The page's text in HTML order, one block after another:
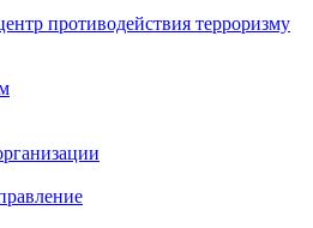
противодействия терроризму